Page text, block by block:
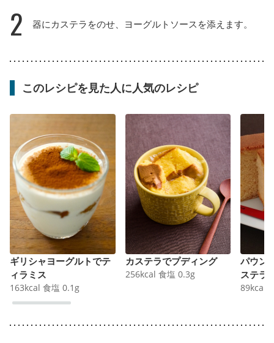
2 器にカステラをのせ、ヨーグルトソースを添えます。
このレシピを見た人に人気のレシピ
ギリシャヨーグルトでテ
ィラミス
163kcal 食塩 0.1 g
カステラでプディング
256kcal 食塩 0.3g
パウン
ステラ
89kcal